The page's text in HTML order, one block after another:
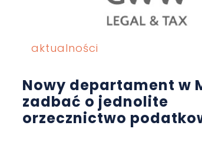
aktualności
Nowy departament w
zadbać o jednolite
orzecznictwo